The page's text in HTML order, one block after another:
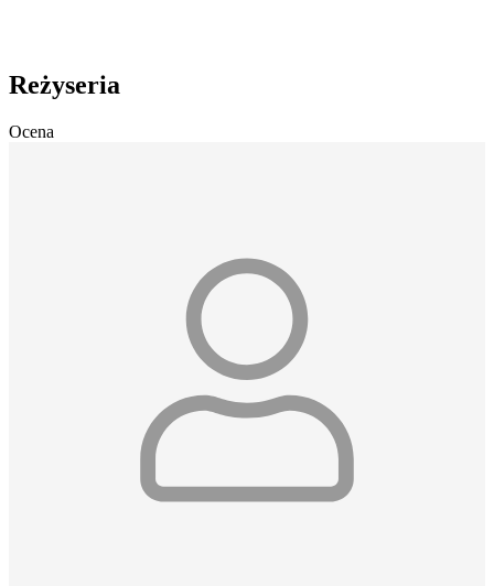
Reżyseria
Ocena